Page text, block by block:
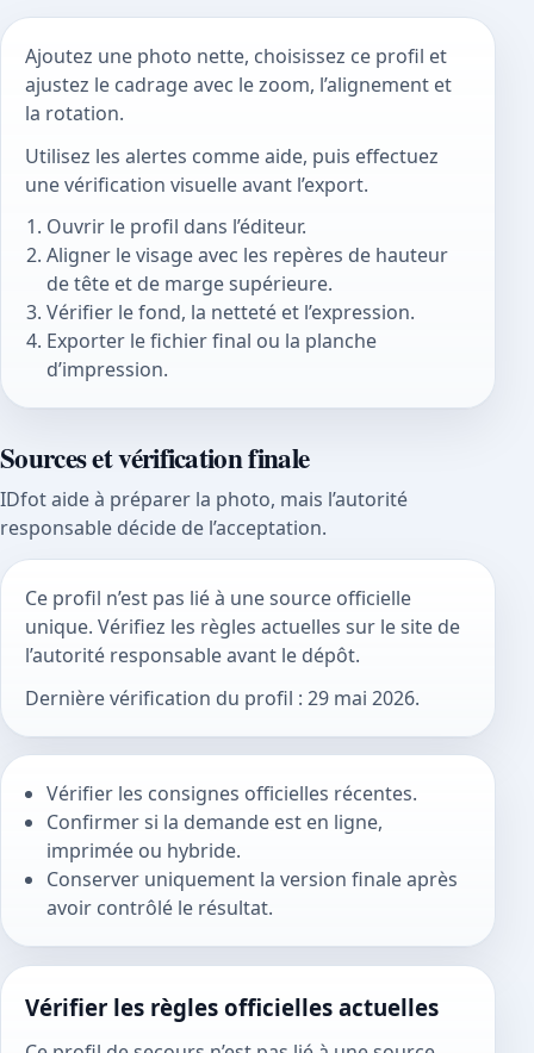
Ajoutez une photo nette, choisissez ce profil et
ajustez le cadrage avec le zoom, l’alignement et
la rotation.
Utilisez les alertes comme aide, puis effectuez
une vérification visuelle avant l’export.
Ouvrir le profil dans l’éditeur.
Aligner le visage avec les repères de hauteur
de tête et de marge supérieure.
Vérifier le fond, la netteté et l’expression.
Exporter le fichier final ou la planche
d’impression.
Sources et vérification finale
IDfot aide à préparer la photo, mais l’autorité
responsable décide de l’acceptation.
Ce profil n’est pas lié à une source officielle
unique. Vérifiez les règles actuelles sur le site de
l’autorité responsable avant le dépôt.
Dernière vérification du profil : 29 mai 2026.
Vérifier les consignes officielles récentes.
Confirmer si la demande est en ligne,
imprimée ou hybride.
Conserver uniquement la version finale après
avoir contrôlé le résultat.
Vérifier les règles officielles actuelles